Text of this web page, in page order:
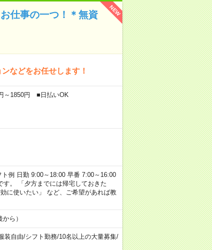
NEW
仕事の一つ！＊無資
などをお任せします！
～1850円 ■日払いOK
例 日勤 9:00～18:00 早番 7:00～16:00
。 「夕方までには帰宅しておきた
に使いたい」 など、ご希望があれば教
ら）
装自由/シフト勤務/10名以上の大量募集/